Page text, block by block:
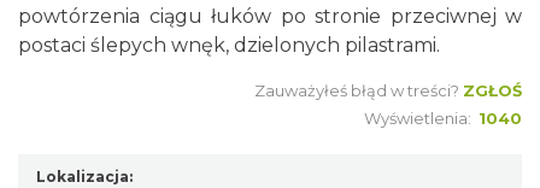
powtórzenia ciągu łuków po stronie przeciwnej w
postaci ślepych wnęk, dzielonych pilastrami.
Zauważyłeś błąd w treści? ZGŁOŚ
Wyświetlenia: 1040
Lokalizacja: